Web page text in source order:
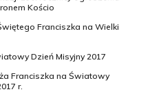
Kościo
Franciszka na Wielki
Dzień Misyjny 2017
Franciszka na Światowy
r.